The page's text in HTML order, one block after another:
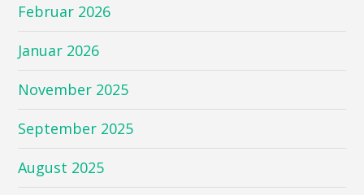
Februar 2026
Januar 2026
November 2025
September 2025
August 2025